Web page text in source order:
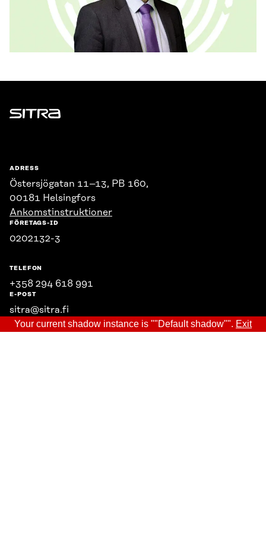
Sitra
ADRESS
Östersjögatan 11–13, PB 160,
00181 Helsingfors
Ankomstinstruktioner
FÖRETAGS-ID
0202132-3
TELEFON
+358 294 618 991
E-POST
sitra@sitra.fi
fornamn.efternamn@sitra.fi
Your current shadow instance is ""Default shadow"". Exit